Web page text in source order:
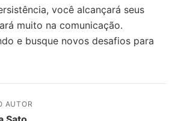
você alcançará seus
muito na comunicação.
e busque novos desafios para
AUTOR